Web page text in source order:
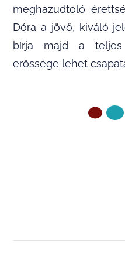
meghazudtoló
Dóra a jövő, kiváló
bírja majd a teljes
erőssége lehet